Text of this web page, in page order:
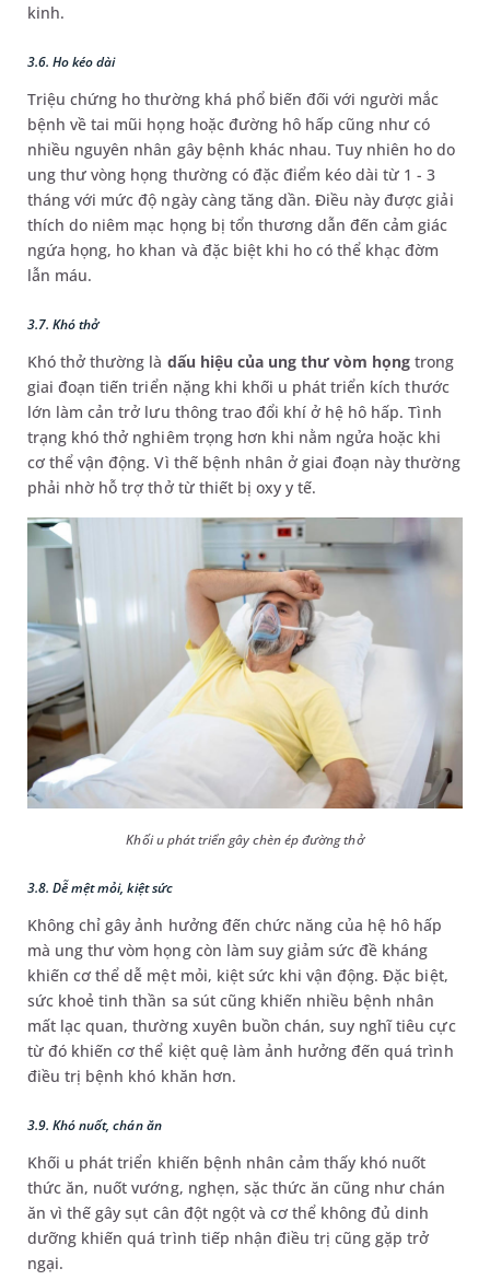
kinh.
3.6. Ho kéo dài
Triệu chứng ho thường khá phổ biến đối với người mắc
bệnh về tai mũi họng hoặc đường hô hấp cũng như có
nhiều nguyên nhân gây bệnh khác nhau. Tuy nhiên ho do
ung thư vòng họng thường có đặc điểm kéo dài từ 1 - 3
tháng với mức độ ngày càng tăng dần. Điều này được giải
thích do niêm mạc họng bị tổn thương dẫn đến cảm giác
ngứa họng, ho khan và đặc biệt khi ho có thể khạc đờm
lẫn máu.
3.7. Khó thở
Khó thở thường là dấu hiệu của ung thư vòm họngtrong
giai đoạn tiến triển nặng khi khối u phát triển kích thước
lớn làm cản trở lưu thông trao đổi khí ở hệ hô hấp. Tình
trạng khó thở nghiêm trọng hơn khi nằm ngửa hoặc khi
cơ thể vận động. Vì thế bệnh nhân ở giai đoạn này thường
phải nhờ hỗ trợ thở từ thiết bị oxy y tế.
Khối u phát triển gây chèn ép đường thở
3.8. Dễ mệt mỏi, kiệt sức
Không chỉ gây ảnh hưởng đến chức năng của hệ hô hấp
mà ung thư vòm họng còn làm suy giảm sức đề kháng
khiến cơ thể dễ mệt mỏi, kiệt sức khi vận động. Đặc biệt,
sức khoẻ tinh thần sa sút cũng khiến nhiều bệnh nhân
mất lạc quan, thường xuyên buồn chán, suy nghĩ tiêu cực
từ đó khiến cơ thể kiệt quệ làm ảnh hưởng đến quá trình
điều trị bệnh khó khăn hơn.
3.9. Khó nuốt, chán ăn
Khối u phát triển khiến bệnh nhân cảm thấy khó nuốt
thức ăn, nuốt vướng, nghẹn, sặc thức ăn cũng như chán
ăn vì thế gây sụt cân đột ngột và cơ thể không đủ dinh
dưỡng khiến quá trình tiếp nhận điều trị cũng gặp trở
ngại.